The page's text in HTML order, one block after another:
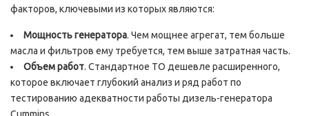
факторов, ключевыми из которых являются:
Мощность генератора. Чем мощнее агрегат, тем больше
масла и фильтров ему требуется, тем выше затратная часть.
Объем работ. Стандартное ТО дешевле расширенного,
которое включает глубокий анализ и ряд работ по
тестированию адекватности работы дизель-генератора